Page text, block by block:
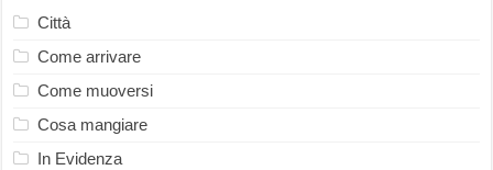
Città
Come arrivare
Come muoversi
Cosa mangiare
In Evidenza